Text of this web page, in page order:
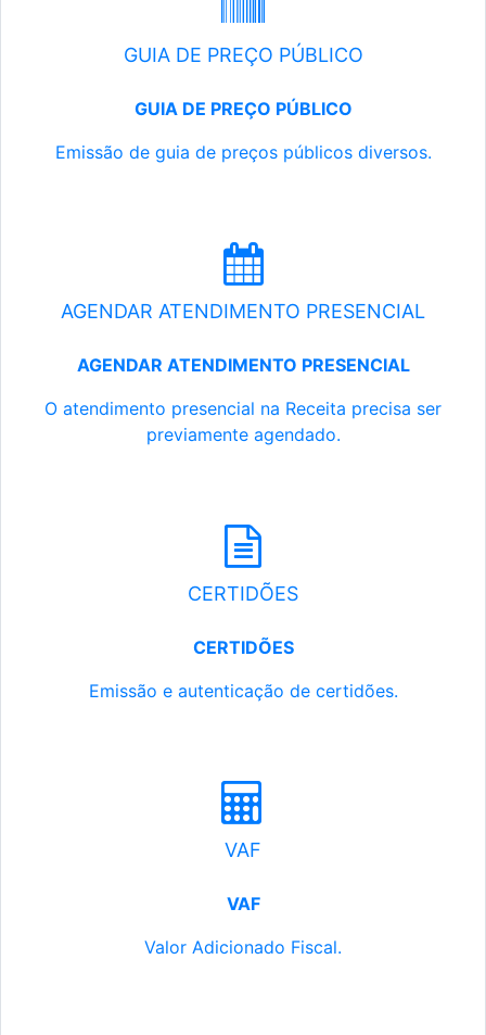
GUIA DE PREÇO PÚBLICO
GUIA DE PREÇO PÚBLICO
Emissão de guia de preços públicos diversos.
AGENDAR ATENDIMENTO PRESENCIAL
AGENDAR ATENDIMENTO PRESENCIAL
O atendimento presencial na Receita precisa ser
previamente agendado.
CERTIDÕES
CERTIDÕES
Emissão e autenticação de certidões.
VAF
VAF
Valor Adicionado Fiscal.